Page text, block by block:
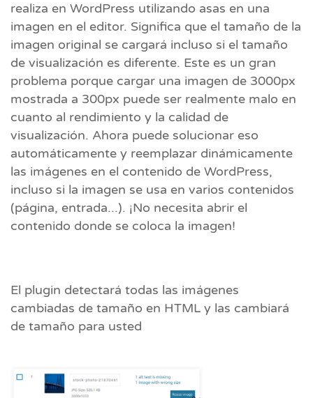
realiza en WordPress utilizando asas en una
imagen en el editor. Significa que el tamaño de la
imagen original se cargará incluso si el tamaño
de visualización es diferente. Este es un gran
problema porque cargar una imagen de 3000px
mostrada a 300px puede ser realmente malo en
cuanto al rendimiento y la calidad de
visualización. Ahora puede solucionar eso
automáticamente y reemplazar dinámicamente
las imágenes en el contenido de WordPress,
incluso si la imagen se usa en varios contenidos
(página, entrada...). ¡No necesita abrir el
contenido donde se coloca la imagen!
El plugin detectará todas las imágenes
cambiadas de tamaño en HTML y las cambiará
de tamaño para usted